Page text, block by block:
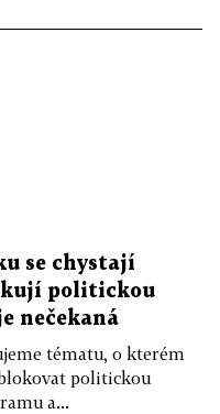
se chystají
politickou
nečekaná
tématu, o kterém
politickou
a...